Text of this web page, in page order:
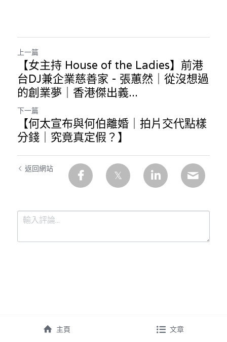
上一篇
【女主持 House of the Ladies】前港
台DJ兼企業慈善家 - 張蕙然｜從沒想過
的創業夢｜香港傑出義...
下一篇
【何太宣布與何伯離婚｜拍片交代點樣
分錢｜究竟真定假？】
返回網站
主頁 文章